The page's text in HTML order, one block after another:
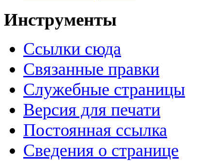
Инструменты
Ссылки сюда
Связанные правки
Служебные страницы
Версия для печати
Постоянная ссылка
Сведения о странице